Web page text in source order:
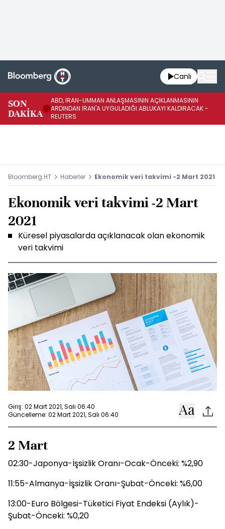
Canlı
SON
DAKİKA
ABD, İRAN-UMMAN ANLAŞMASININ AÇIKLANMASININ
ARDINDAN İRAN'A UYGULADIĞI ABLUKAYI KALDIRACAK -
REUTERS
Bloomberg HT Haberler Ekonomik veri takvimi -2 Mart 2021
Ekonomik veri takvimi -2 Mart
2021
Küresel piyasalarda açıklanacak olan ekonomik
veri takvimi
Giriş: 02 Mart 2021, Salı 06:40
Güncelleme: 02 Mart 2021, Salı 06:40
2 Mart
02:30-Japonya-İşsizlik Oranı-Ocak-Önceki: %2,90
11:55-Almanya-İşsizlik Oranı-Şubat-Önceki: %6,00
13:00-Euro Bölgesi-Tüketici Fiyat Endeksi (Aylık)-
Şubat-Önceki: %0,20